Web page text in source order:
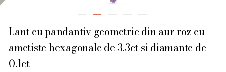
Lant cu pandantiv geometric din aur roz cu
ametiste hexagonale de 3.3ct si diamante de
0.1ct